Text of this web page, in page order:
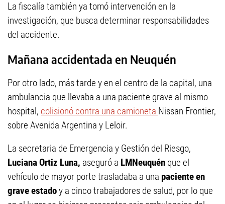
La fiscalía también ya tomó intervención en la
investigación, que busca determinar responsabilidades
del accidente.
Mañana accidentada en Neuquén
Por otro lado, más tarde y en el centro de la capital, una
ambulancia que llevaba a una paciente grave al mismo
hospital, colisionó contra una camioneta Nissan Frontier,
sobre Avenida Argentina y Leloir.
La secretaria de Emergencia y Gestión del Riesgo,
Luciana Ortiz Luna, aseguró a LMNeuquén que el
vehículo de mayor porte trasladaba a una paciente en
grave estadoy a cinco trabajadores de salud, por lo que